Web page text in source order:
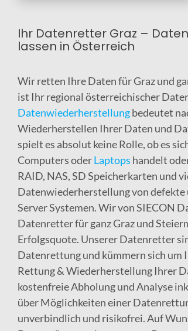
Ihr Datenretter Graz –
lassen in Österreich
Wir retten Ihre Daten für Graz und
ist Ihr regional österreichischer
Datenwiederherstellungbedeutet
Wiederherstellen Ihrer Daten und
spielt es absolut keine Rolle, ob es
Computers oderLaptops handelt
RAID, NAS, SD Speicherkarten und
Datenwiederherstellung von defekte
Server Systemen. Wir von SIECON
Datenretter für ganz Graz und
Erfolgsquote. Unserer Datenretter
Datenrettung und kümmern sich um
Rettung & Wiederherstellung Ihrer
kostenfreie Abholung und Analyse
über Möglichkeiten einer
unverbindlich und risikofrei. Auf